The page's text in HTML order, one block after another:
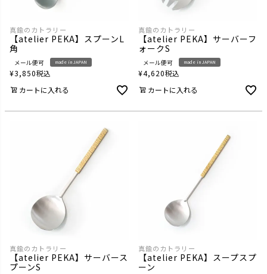
真鍮のカトラリー
【atelier PEKA】スプーンL
角
メール便可 made in JAPAN
¥3,850税込
カートに入れる
真鍮のカトラリー
【atelier PEKA】サーバーフ
ォークS
メール便可 made in JAPAN
¥4,620税込
カートに入れる
真鍮のカトラリー
【atelier PEKA】サーバース
プーンS
真鍮のカトラリー
【atelier PEKA】スープスプ
ーン